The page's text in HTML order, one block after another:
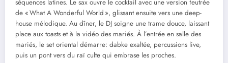
séquences latines. Le sax ouvre le cocktail avec une version feutrée
de « What A Wonderful World », glissant ensuite vers une deep-
house mélodique. Au dîner, le DJ soigne une trame douce, laissant
place aux toasts et à la vidéo des mariés. À l’entrée en salle des
mariés, le set oriental démarre: dabke exaltée, percussions live,
puis un pont vers du raï culte qui embrase les proches.